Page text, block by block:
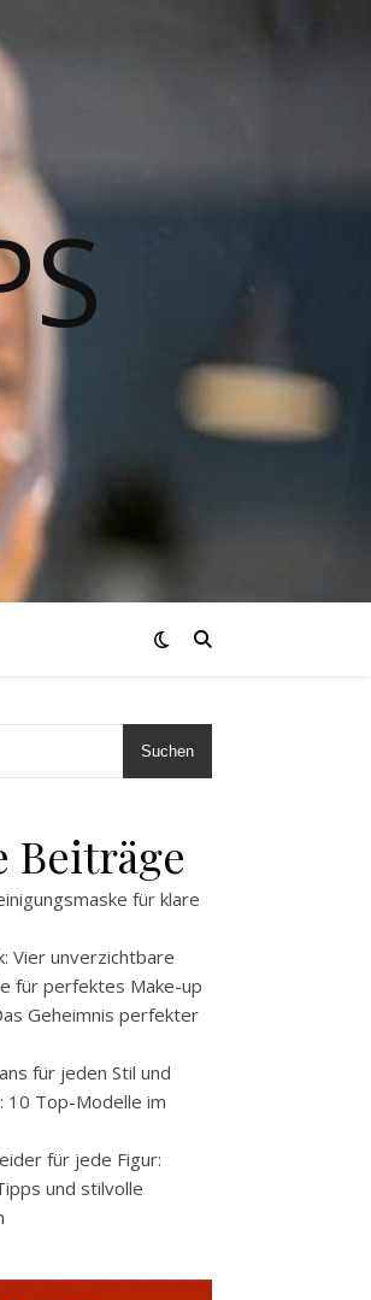
Suchen
Beiträge
für klare
Vier unverzichtbare
für perfektes Make-up
Geheimnis perfekter
für jeden Stil und
10 Top-Modelle im
für jede Figur:
und stilvolle